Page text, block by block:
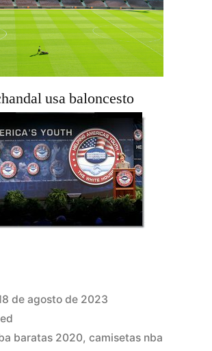
de agosto de 2023
baratas 2020, camisetas nba